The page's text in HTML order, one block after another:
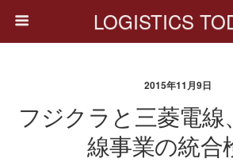
LOGISTICS
2015年11月9日
フジクラと三菱電線
線事業の統合